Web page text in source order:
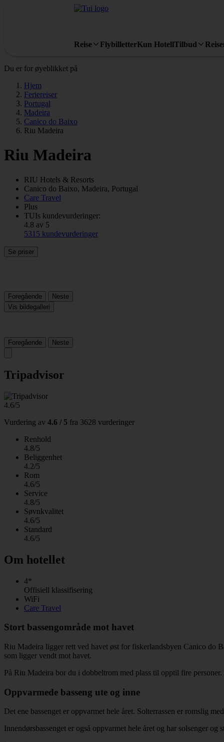
Reise FlybilletterKun HotellTilbud
Du er for øyeblikket på
Hjem
Feriereiser
Portugal
Madeira
Canico do Baixo
Riu Madeira
Riu Madeira
RIU Hotels & Resorts
Canico do Baixo, Madeira, Portugal
Care Travel
Plus
TUIs kundevurderinger:
4.8 av 5
5315 kundevurderinger
Se priser
Foregående
Neste
Vis bildegalleri
Foregående Neste
Tripadvisor
4.6/5
Vurdering av 4.6 / 5 fra 3628 vurderinger
Renhold
4.8/5
Beliggenhet
4.2/5
Rom
4.6/5
Service
4.8/5
Søvnkvalitet
4.6/5
Standard
4.6/5
Om hotellet
4*
Offisiell klassifisering
WiFi
Care Travel
Stort bassengområde mot havet
Riu Madeira ligger rett ved havet øst for fiskerlandsbyen Canico do
som ligger vendt mot havet.
På Riu Madeira bor du i dobbeltrom med plass til opptil fire
Oppvarmede basseng ute og inne
Det ene bassenget er oppvarmet hele året. Solterrassen er romslig
Innendørsbassenget er også oppvarmet hele året og har solsenger og